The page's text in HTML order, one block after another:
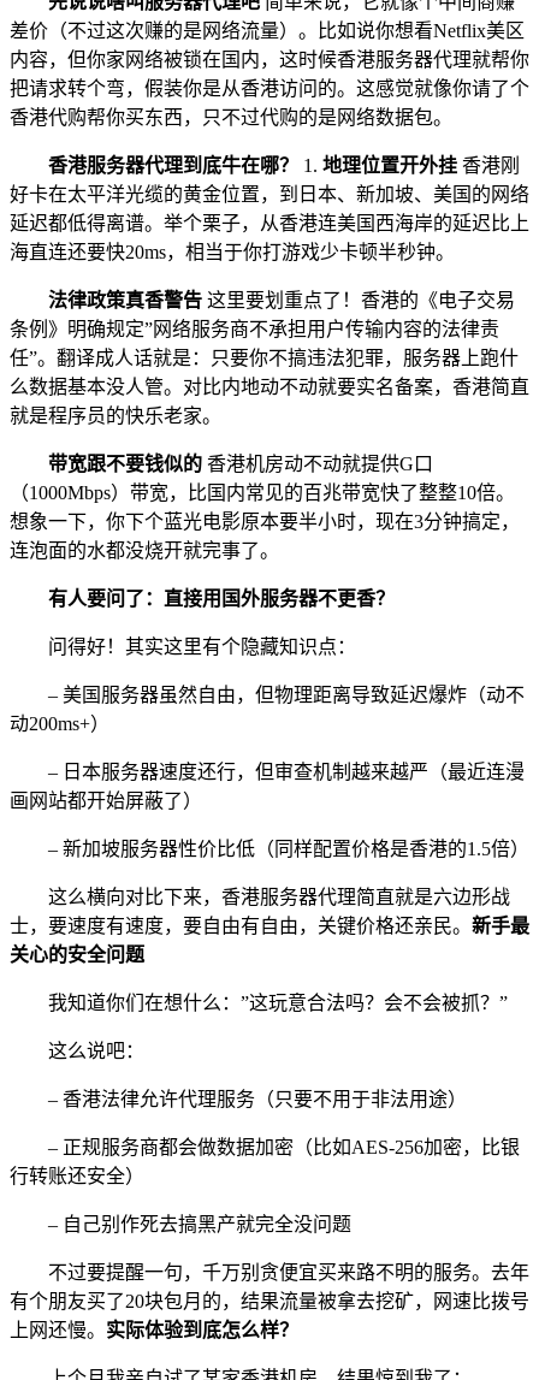
差价（不过这次赚的是网络流量）。比如说你想看Netflix美区
内容，但你家网络被锁在国内，这时候香港服务器代理就帮你
把请求转个弯，假装你是从香港访问的。这感觉就像你请了个
香港代购帮你买东西，只不过代购的是网络数据包。
香港服务器代理到底牛在哪？ 1. 地理位置开外挂 香港刚
好卡在太平洋光缆的黄金位置，到日本、新加坡、美国的网络
延迟都低得离谱。举个栗子，从香港连美国西海岸的延迟比上
海直连还要快20ms，相当于你打游戏少卡顿半秒钟。
法律政策真香警告 这里要划重点了！香港的《电子交易
条例》明确规定”网络服务商不承担用户传输内容的法律责
任”。翻译成人话就是：只要你不搞违法犯罪，服务器上跑什
么数据基本没人管。对比内地动不动就要实名备案，香港简直
就是程序员的快乐老家。
带宽跟不要钱似的 香港机房动不动就提供G口
（1000Mbps）带宽，比国内常见的百兆带宽快了整整10倍。
想象一下，你下个蓝光电影原本要半小时，现在3分钟搞定，
连泡面的水都没烧开就完事了。
有人要问了：直接用国外服务器不更香？
问得好！其实这里有个隐藏知识点：
– 美国服务器虽然自由，但物理距离导致延迟爆炸（动不
动200ms+）
– 日本服务器速度还行，但审查机制越来越严（最近连漫
画网站都开始屏蔽了）
– 新加坡服务器性价比低（同样配置价格是香港的1.5倍）
这么横向对比下来，香港服务器代理简直就是六边形战
士，要速度有速度，要自由有自由，关键价格还亲民。 新手最
关心的安全问题
我知道你们在想什么：”这玩意合法吗？会不会被抓？”
这么说吧：
– 香港法律允许代理服务（只要不用于非法用途）
– 正规服务商都会做数据加密（比如AES-256加密，比银
行转账还安全）
– 自己别作死去搞黑产就完全没问题
不过要提醒一句，千万别贪便宜买来路不明的服务。去年
有个朋友买了20块包月的，结果流量被拿去挖矿，网速比拨号
上网还慢。 实际体验到底怎么样？